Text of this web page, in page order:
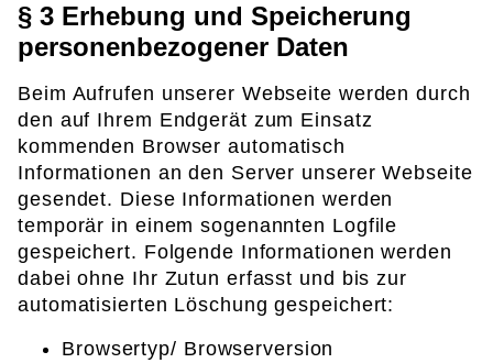
§ 3 Erhebung und Speicherung
personenbezogener Daten
Beim Aufrufen unserer Webseite werden durch
den auf Ihrem Endgerät zum Einsatz
kommenden Browser automatisch
Informationen an den Server unserer Webseite
gesendet. Diese Informationen werden
temporär in einem sogenannten Logfile
gespeichert. Folgende Informationen werden
dabei ohne Ihr Zutun erfasst und bis zur
automatisierten Löschung gespeichert:
Browsertyp/ Browserversion